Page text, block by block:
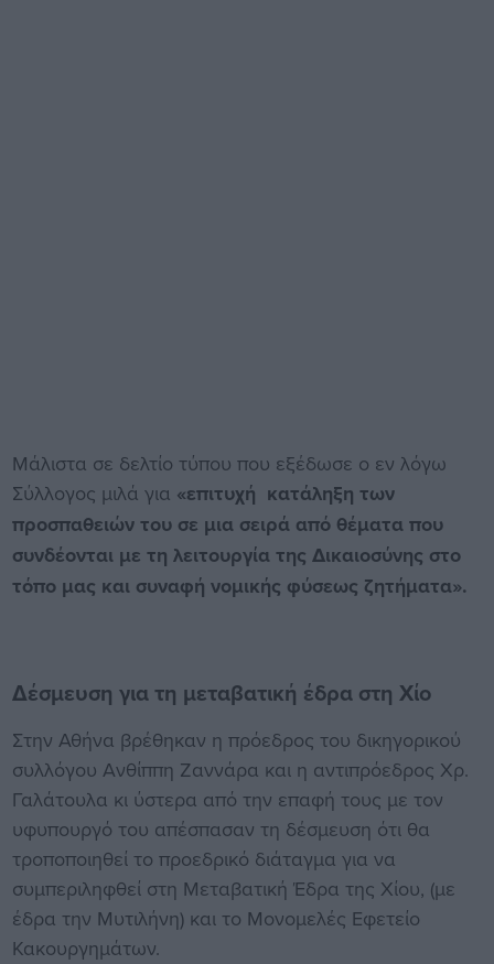
Μάλιστα σε δελτίο τύπου που εξέδωσε ο εν λόγω
Σύλλογος μιλά για «επιτυχή κατάληξη των
προσπαθειών του σε μια σειρά από θέματα που
συνδέονται με τη λειτουργία της Δικαιοσύνης στο
τόπο μας και συναφή νομικής φύσεως ζητήματα».
Δέσμευση για τη μεταβατική έδρα στη Χίο
Στην Αθήνα βρέθηκαν η πρόεδρος του δικηγορικού
συλλόγου Ανθίππη Ζαννάρα και η αντιπρόεδρος Χρ.
Γαλάτουλα κι ύστερα από την επαφή τους με τον
υφυπουργό του απέσπασαν τη δέσμευση ότι θα
τροποποιηθεί το προεδρικό διάταγμα για να
συμπεριληφθεί στη Μεταβατική Έδρα της Χίου, (με
έδρα την Μυτιλήνη) και το Μονομελές Εφετείο
Κακουργημάτων.